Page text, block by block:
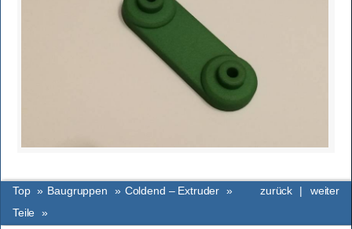
weiter
zurück |
Top » Baugruppen » Coldend – Extruder »
Teile »